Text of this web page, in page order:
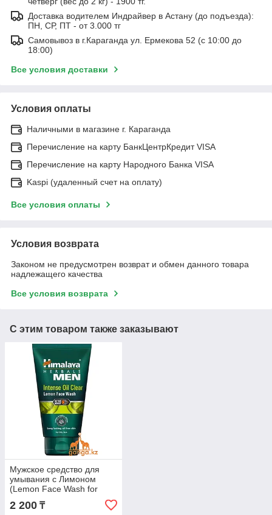
Доставка водителем Индрайвер в Астану (до подъезда):
ПН, СР, ПТ - от 3.000 тг
Самовывоз в г.Караганда ул. Ермекова 52 (с 10:00 до
18:00)
Все условия доставки
Условия оплаты
Наличными в магазине г. Караганда
Перечисление на карту БанкЦентрКредит VISA
Перечисление на карту Народного Банка VISA
Kaspi (удаленный счет на оплату)
Все условия оплаты
Условия возврата
Законом не предусмотрен возврат и обмен данного товара
надлежащего качества
Все условия возврата
С этим товаром также заказывают
Мужское средство для
умывания с Лимоном
(Lemon Face Wash for
Man HIMALAYA), 100 мл
2 200 ₸